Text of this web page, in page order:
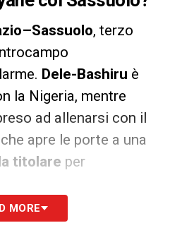
, terzo
Dele-Bashiru è
la Nigeria, mentre
ad allenarsi con il
apre le porte a una
titolare per
scelta di necessità,
MORE